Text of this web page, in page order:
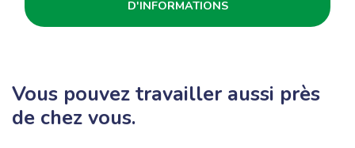
D'INFORMATIONS
Vous pouvez travailler aussi près
de chez vous.